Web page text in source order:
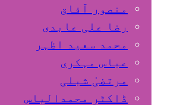
منصور آفاق
رضا علی عابدی
محمد سعید اظہر
عباس مہکری
مرتضیٰ شبلی
ڈاکٹر محمدالیاس